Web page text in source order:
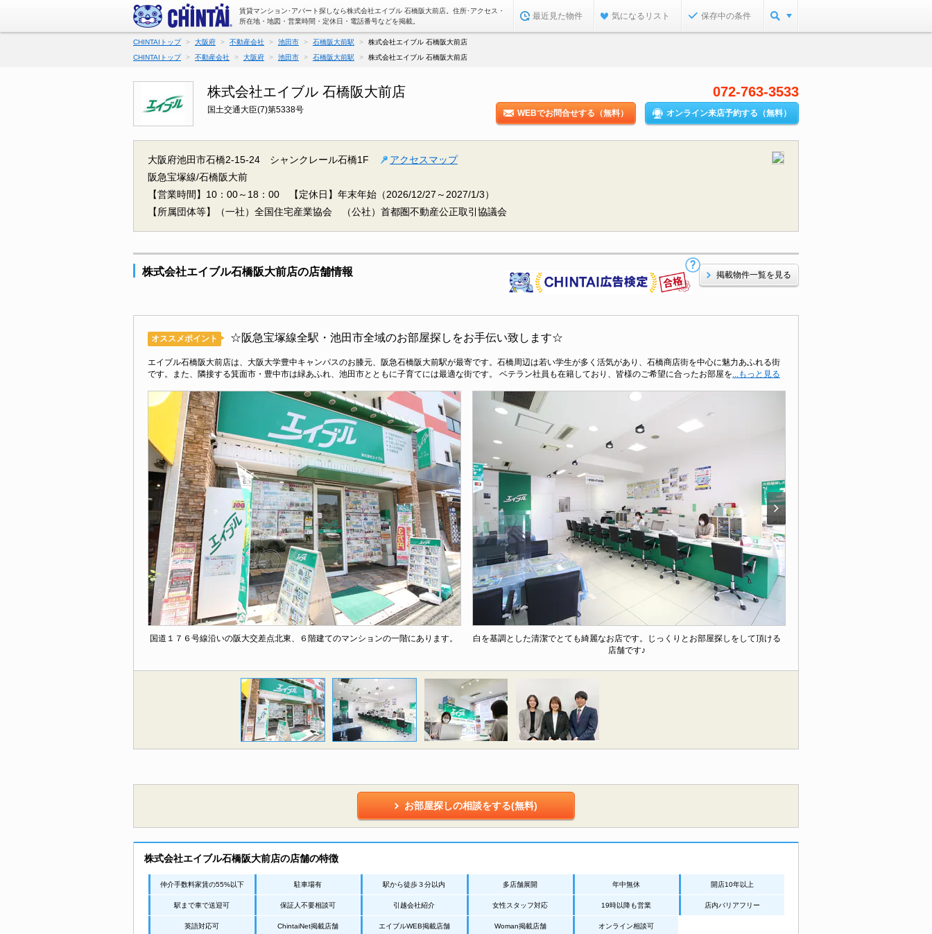
賃貸マンション･アパート探しなら株式会社エイブル 石橋阪大前店。住所･アクセス・
所在地・地図・営業時間・定休日・電話番号などを掲載。
最近見た物件 気になるリスト 保存中の条件
CHINTAIトップ 大阪府 不動産会社 池田市 石橋阪大前駅
株式会社エイブル 石橋阪大前店
CHINTAIトップ
不動産会社 大阪府 池田市 石橋阪大前駅 株式会社エイブル 石橋阪大前店
株式会社エイブル 石橋阪大前店
国土交通大臣(7)第5338号
072-763-3533
WEBでお問合せする（無料） オンライン来店予約する（無料）
大阪府池田市石橋2-15-24 シャンクレール石橋1F
アクセスマップ
阪急宝塚線/石橋阪大前
【営業時間】10：00～18：00
【定休日】年末年始（2026/12/27～2027/1/3）
【所属団体等】（一社）全国住宅産業協会 （公社）首都圏不動産公正取引協議会
株式会社エイブル石橋阪大前店の店舗情報 掲載物件一覧を見る
オススメポイント ☆阪急宝塚線全駅・池田市全域のお部屋探しをお手伝い致します☆
エイブル石橋阪大前店は、大阪大学豊中キャンパスのお膝元、阪急石橋阪大前駅が最寄です。石橋周辺は若い学生が多く活気があり、石橋商店街を中心に魅力あふれる街
です。また、隣接する箕面市・豊中市は緑あふれ、池田市とともに子育てには最適な街です。 ベテラン社員も在籍しており、皆様のご希望に合ったお部屋を ...もっと見る
国道１７６号線沿いの阪大交差点北東、６階建てのマンションの一階にあります。
白を基調とした清潔でとても綺麗なお店です。じっくりとお部屋探しをして頂ける
店舗です♪
お部屋探しの相談をする(無料)
株式会社エイブル石橋阪大前店の店舗の特徴
仲介手数料家賃の55%以下 駐車場有 駅から徒歩３分以内 多店舗展開 年中無休 開店10年以上
駅まで車で送迎可 保証人不要相談可 引越会社紹介 女性スタッフ対応 19時以降も営業 店内バリアフリー
英語対応可 ChintaiNet掲載店舗 エイブルWEB掲載店舗 Woman掲載店舗 オンライン相談可